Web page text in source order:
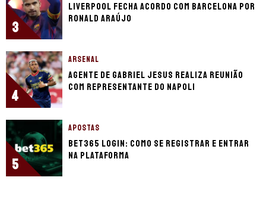
3
Liverpool fecha acordo com Barcelona por
Ronald Araújo
4
ARSENAL
Agente de Gabriel Jesus realiza reunião
com representante do Napoli
5
APOSTAS
bet365 login: como se registrar e entrar
na plataforma